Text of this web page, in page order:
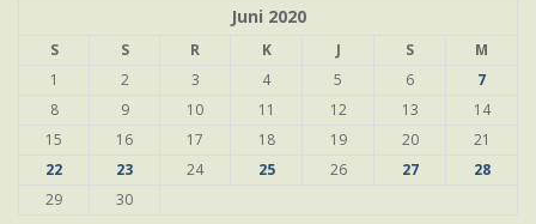
Juni 2020
S S R K J S
M
1
2 3 4 5 6
7
8
9 10 11 12 13
14
15
16 17 18 19 20
21
22
23 24 25 26 27
28
29
30